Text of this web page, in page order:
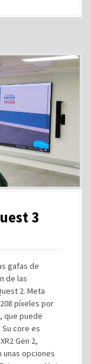
3
gafas de
de las
2. Meta
píxeles por
que puede
core es
Gen 2,
unas opciones